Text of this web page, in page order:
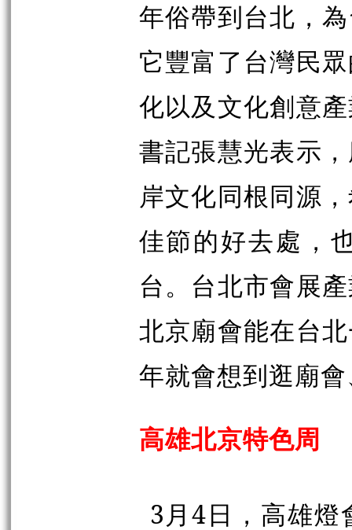
年俗帶到台北，
它豐富了台灣民
化以及文化創意
書記張慧光表示
岸文化同根同源
佳節的好去處，
台。台北市會展
北京廟會能在台
年就會想到逛廟
高雄北京特色周
3月4日，高雄燈